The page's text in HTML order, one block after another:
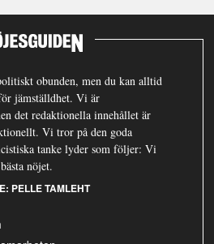
obunden, men du kan alltid
jämställdhet. Vi är
det redaktionella innehållet är
Vi tror på den goda
tanke lyder som följer: Vi
nöjet.
PELLE TAMLEHT